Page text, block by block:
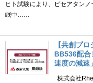
ヒト試験により、ピセアタン
眠中……
【共創プ
BB536配合
速度の減速
株式会社